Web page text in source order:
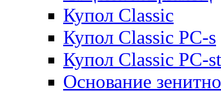
Купол Classic
Купол Classic PC-s
Купол Classic PC-st
Основание